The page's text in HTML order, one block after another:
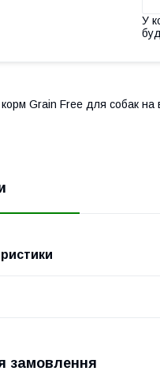
У
Grain Free для собак на
замовлення